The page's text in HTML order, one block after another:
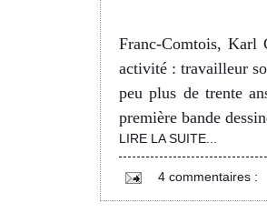
Franc-Comtois, Karl
activité : travailleur
peu plus de trente
première bande
LIRE LA SUITE...
4 commentaires :